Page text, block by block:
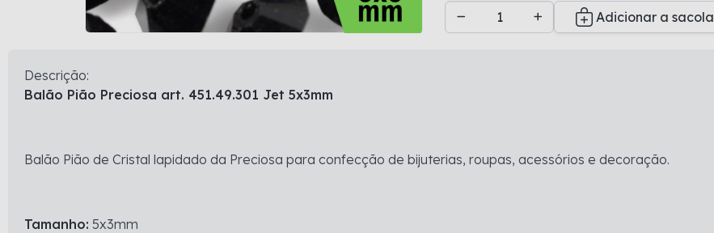
Adicionar a sacola
Descrição:
Balão Pião Preciosa art. 451.49.301 Jet 5x3mm
Balão Pião de Cristal lapidado da Preciosa para confecção de bijuterias, roupas, acessórios e decoração.
Tamanho: 5x3mm